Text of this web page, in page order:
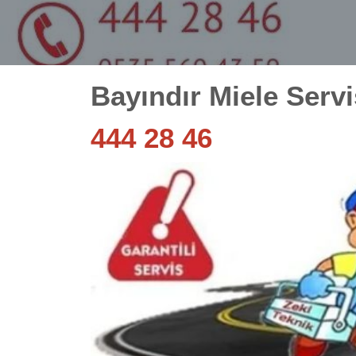
Bayındır Miele
444 28 46